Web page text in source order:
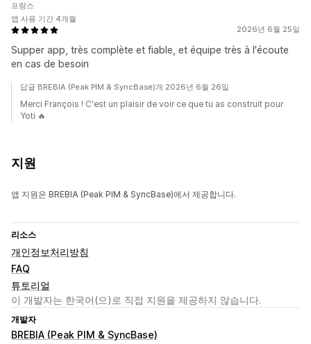
2026년 6월 25일
Supper app, très complète et fiable, et équipe très à l'écoute
en cas de besoin
프랑스
앱 사용 기간 4개월
답글 BREBIA (Peak PIM & SyncBase)개 2026년 6월 26일
Merci François ! C'est un plaisir de voir ce que tu as construit pour
Yoti 🔥
지원
앱 지원은 BREBIA (Peak PIM & SyncBase)에서 제공합니다.
리소스
개인정보처리방침
FAQ
튜토리얼
이 개발자는 한국어(으)로 직접 지원을 제공하지 않습니다.
개발자
BREBIA (Peak PIM & SyncBase)